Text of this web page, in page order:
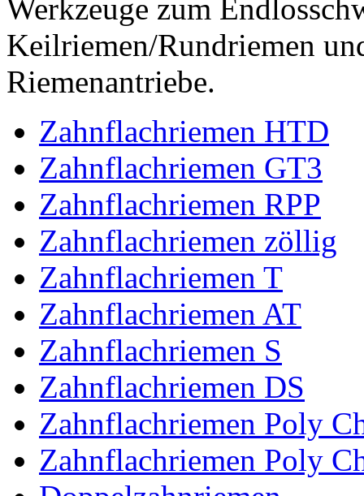
Werkzeuge zum
Keilriemen/Rundriemen
Riemenantriebe.
Zahnflachriemen HTD
Zahnflachriemen GT3
Zahnflachriemen RPP
Zahnflachriemen zöllig
Zahnflachriemen T
Zahnflachriemen AT
Zahnflachriemen S
Zahnflachriemen DS
Zahnflachriemen Poly
Zahnflachriemen Poly